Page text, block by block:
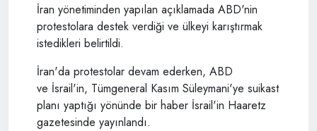
İran yönetiminden yapılan açıklamada ABD'nin
protestolara destek verdiği ve ülkeyi karıştırmak
istedikleri belirtildi.
İran'da protestolar devam ederken, ABD
ve İsrail'in, Tümgeneral Kasım Süleymani'ye suikast
planı yaptığı yönünde bir haber İsrail'in Haaretz
gazetesinde yayınlandı.